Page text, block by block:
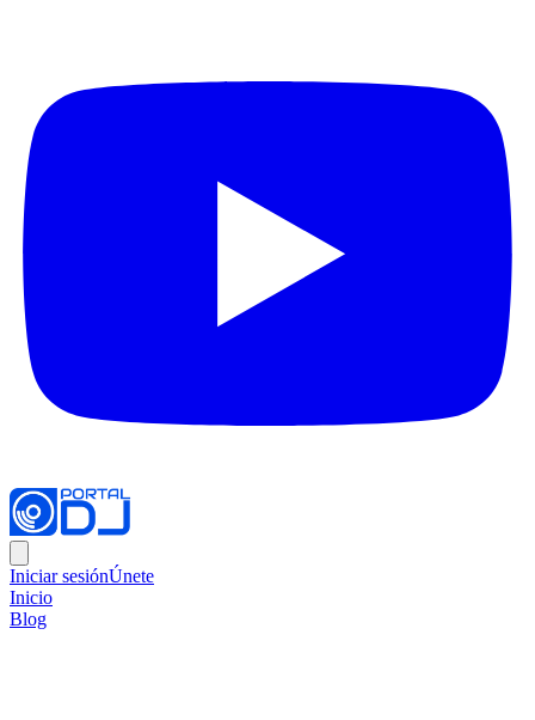
Iniciar sesiónÚnete
Inicio
Blog